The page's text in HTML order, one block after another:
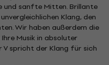
und sanfte Mitten. Brillante
Klang, den
Wir haben außerdem die
Musik in absoluter
V spricht der Klang für sich